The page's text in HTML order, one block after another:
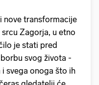
nove transformacije
Zagorja, u etno
je stati pred
svog života -
svega onoga što ih